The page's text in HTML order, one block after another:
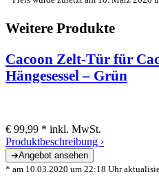
Weitere Produkte
Cacoon Zelt-Tür für
Hängesessel – Grün
€ 99,99 * inkl. MwSt.
Produktbeschreibung ›
* am 10.03.2020 um 22:18 Uhr